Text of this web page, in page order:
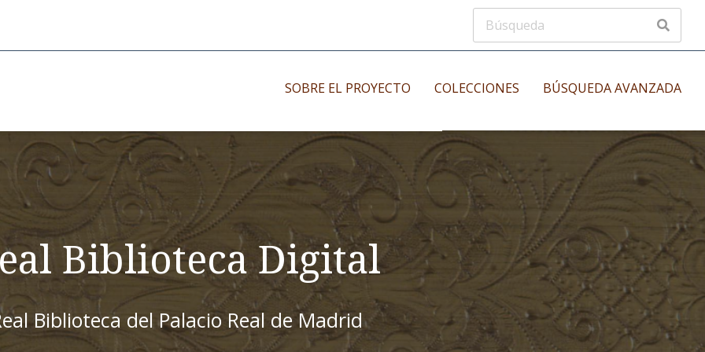
SOBRE EL PROYECTO COLECCIONES
Impresos antiguos
Impresos modernos
Impresos menores
Manuscritos musicales
Incunables
BÚSQUEDA AVANZADA
Biblioteca Digital
Biblioteca del Palacio Real de Madrid